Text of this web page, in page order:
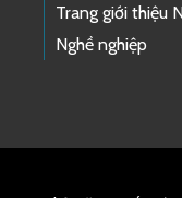
Trang giới thiệu
Nghề nghiệp